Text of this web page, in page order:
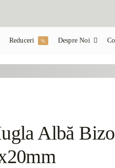
Reduceri % Despre Noi
Albă